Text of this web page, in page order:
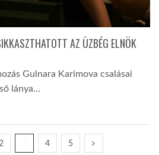
AZ ÜZBÉG ELNÖK
Gulnara Karimova csalásai
lánya…
4 5